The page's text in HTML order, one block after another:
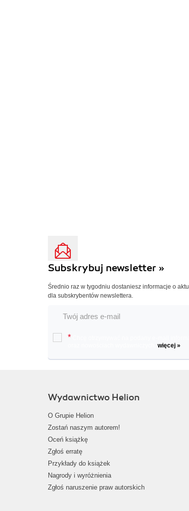
Subskrybuj newsletter »
Średnio raz w tygodniu dostaniesz informacje o
dla subskrybentów newslettera.
*
więcej »
Wydawnictwo Helion
O Grupie Helion
Zostań naszym autorem!
Oceń książkę
Zgłoś erratę
Przykłady do książek
Nagrody i wyróżnienia
Zgłoś naruszenie praw autorskich